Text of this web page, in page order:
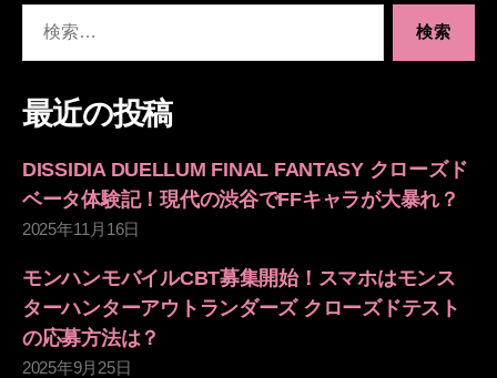
象:
最近の投稿
DISSIDIA DUELLUM FINAL FANTASY クローズド
ベータ体験記！現代の渋谷でFFキャラが大暴れ？
2025年11月16日
モンハンモバイルCBT募集開始！スマホはモンス
ターハンターアウトランダーズ クローズドテスト
の応募方法は？
2025年9月25日